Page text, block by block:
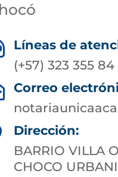
Líneas de
(+57) 323 355
Correo
Dirección:
BARRIO VILLA
CHOCO